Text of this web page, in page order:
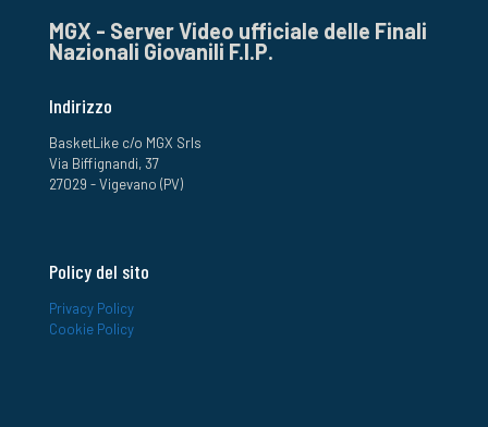
MGX - Server Video ufficiale delle Finali
Nazionali Giovanili F.I.P.
Indirizzo
BasketLike c/o MGX Srls
Via Biffignandi, 37
27029 - Vigevano (PV)
Policy del sito
Privacy Policy
Cookie Policy